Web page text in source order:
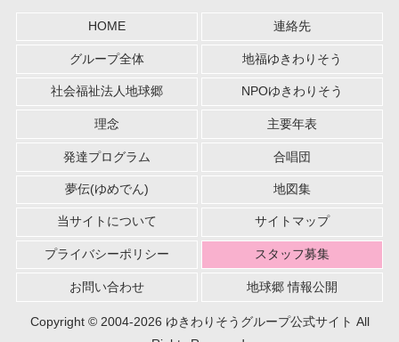
HOME 連絡先
グループ全体 地福ゆきわりそう
社会福祉法人地球郷 NPOゆきわりそう
理念 主要年表
発達プログラム 合唱団
夢伝(ゆめでん) 地図集
当サイトについて サイトマップ
プライバシーポリシー スタッフ募集
お問い合わせ 地球郷 情報公開
Copyright © 2004-2026 ゆきわりそうグループ公式サイト All